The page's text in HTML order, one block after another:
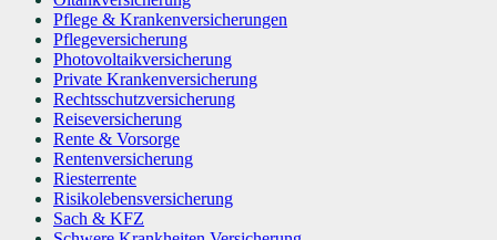
Pflege & Krankenversicherungen
Pflegeversicherung
Photovoltaikversicherung
Private Krankenversicherung
Rechtsschutzversicherung
Reiseversicherung
Rente & Vorsorge
Rentenversicherung
Riesterrente
Risikolebensversicherung
Sach & KFZ